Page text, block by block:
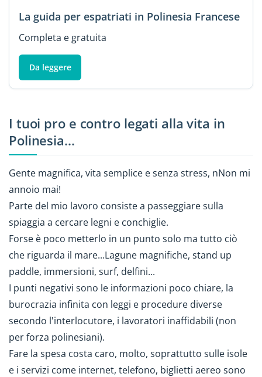
La guida per espatriati in Polinesia Francese
Completa e gratuita
Da leggere
I tuoi pro e contro legati alla vita in
Polinesia...
Gente magnifica, vita semplice e senza stress, nNon mi
annoio mai!
Parte del mio lavoro consiste a passeggiare sulla
spiaggia a cercare legni e conchiglie.
Forse è poco metterlo in un punto solo ma tutto ciò
che riguarda il mare...Lagune magnifiche, stand up
paddle, immersioni, surf, delfini...
I punti negativi sono le informazioni poco chiare, la
burocrazia infinita con leggi e procedure diverse
secondo l'interlocutore, i lavoratori inaffidabili (non
per forza polinesiani).
Fare la spesa costa caro, molto, soprattutto sulle isole
e i servizi come internet, telefono, biglietti aereo sono